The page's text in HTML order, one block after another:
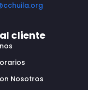
cliente
Nosotros